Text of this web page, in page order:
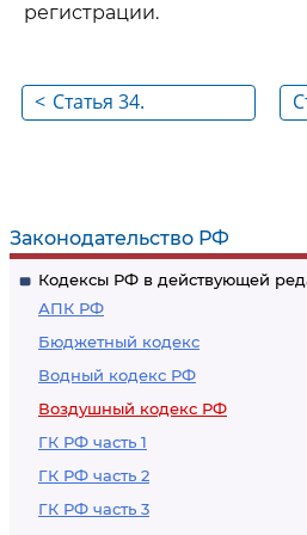
Законодательство РФ
Кодексы РФ в действующей
АПК РФ
Бюджетный кодекс
Водный кодекс РФ
Воздушный кодекс РФ
ГК РФ часть 1
ГК РФ часть 2
ГК РФ часть 3
регистрации.
< Статья 34.